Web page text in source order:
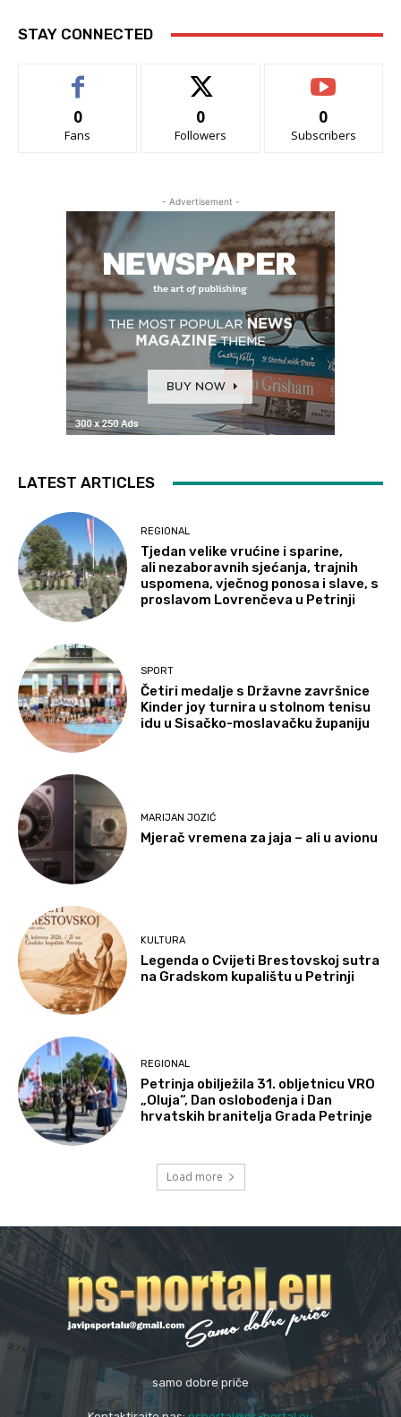
STAY CONNECTED
0
Fans
0
Followers
0
Subscribers
- Advertisement -
LATEST ARTICLES
REGIONAL
Tjedan velike vrućine i sparine,
ali nezaboravnih sjećanja, trajnih
uspomena, vječnog ponosa i slave, s
proslavom Lovrenčeva u Petrinji
SPORT
Četiri medalje s Državne završnice
Kinder joy turnira u stolnom tenisu
idu u Sisačko-moslavačku županiju
MARIJAN JOZIĆ
Mjerač vremena za jaja – ali u avionu
KULTURA
Legenda o Cvijeti Brestovskoj sutra
na Gradskom kupalištu u Petrinji
REGIONAL
Petrinja obilježila 31. obljetnicu VRO
„Oluja“, Dan oslobođenja i Dan
hrvatskih branitelja Grada Petrinje
Load more
samo dobre priče